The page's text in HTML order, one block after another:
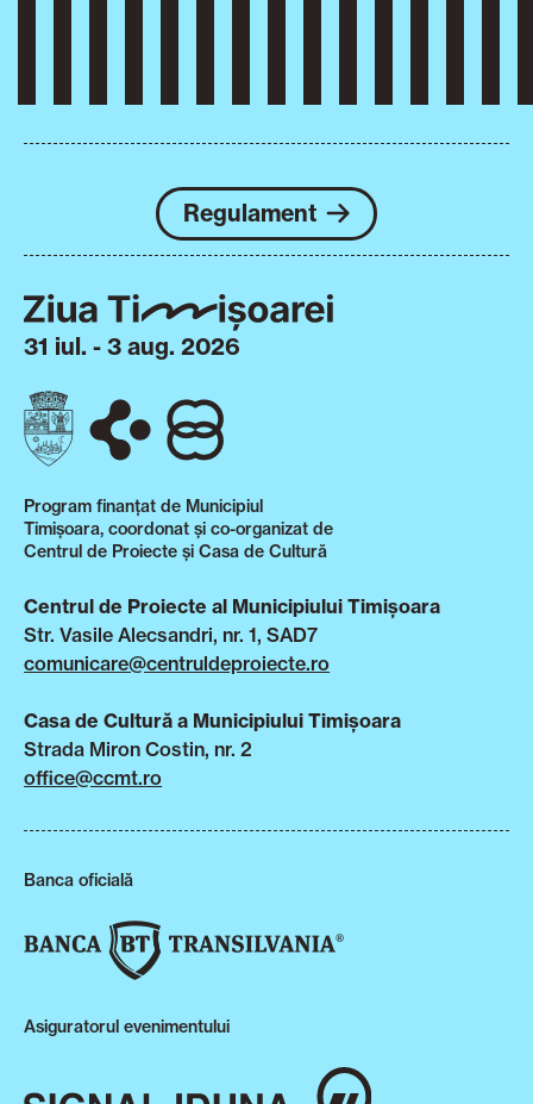
Regulament
31 iul. - 3 aug. 2026
Program finanțat de Municipiul
Timișoara, coordonat și co-organizat de
Centrul de Proiecte și Casa de Cultură
Centrul de Proiecte al Municipiului Timișoara
Str. Vasile Alecsandri, nr. 1, SAD7
comunicare@centruldeproiecte.ro
Casa de Cultură a Municipiului Timișoara
Strada Miron Costin, nr. 2
office@ccmt.ro
Banca oficială
Asiguratorul evenimentului